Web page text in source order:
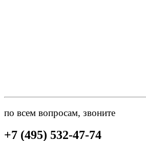
по всем вопросам, звоните
+7 (495) 532-47-74